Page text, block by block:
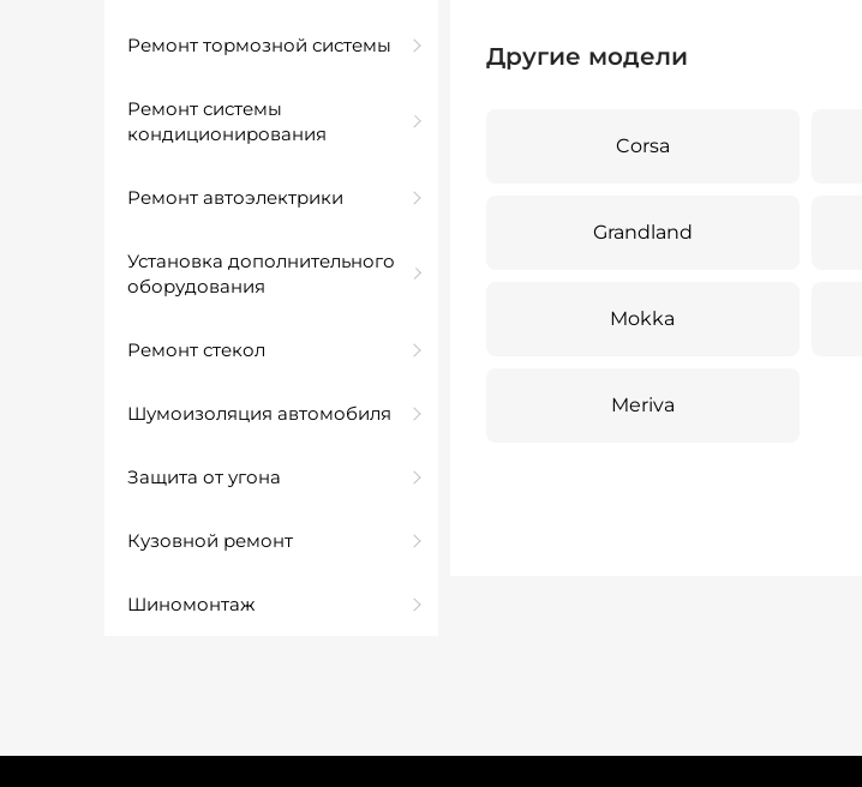
Ремонт тормозной системы
Ремонт системы
кондиционирования
Ремонт автоэлектрики
Установка дополнительного
оборудования
Ремонт стекол
Шумоизоляция автомобиля
Защита от угона
Кузовной ремонт
Шиномонтаж
Другие модели
Corsa
Grandland
Mokka
Meriva